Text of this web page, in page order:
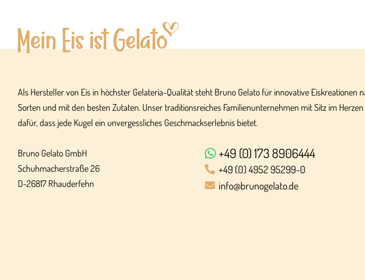
Als Hersteller von Eis in höchster Gelateria-Qualität steht Bruno Gelato für innovative Eiskreationen
Sorten und mit den besten Zutaten. Unser traditionsreiches Familienunternehmen mit Sitz im
dafür, dass jede Kugel ein unvergessliches Geschmackserlebnis bietet.
Bruno Gelato GmbH
Schuhmacherstraße 26
D-26817 Rhauderfehn
+49 (0) 173 8906444
+49 (0) 4952 95299-0
info@brunogelato.de